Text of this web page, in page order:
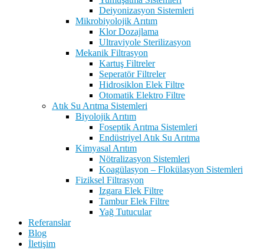
Deiyonizasyon Sistemleri
Mikrobiyolojik Arıtım
Klor Dozajlama
Ultraviyole Sterilizasyon
Mekanik Filtrasyon
Kartuş Filtreler
Seperatör Filtreler
Hidrosiklon Elek Filtre
Otomatik Elektro Filtre
Atık Su Arıtma Sistemleri
Biyolojik Arıtım
Foseptik Arıtma Sistemleri
Endüstriyel Atık Su Arıtma
Kimyasal Arıtım
Nötralizasyon Sistemleri
Koagülasyon – Flokülasyon Sistemleri
Fiziksel Filtrasyon
Izgara Elek Filtre
Tambur Elek Filtre
Yağ Tutucular
Referanslar
Blog
İletişim